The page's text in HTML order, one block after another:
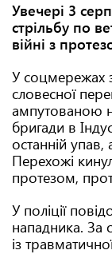
Увечері 3
стрільбу по
війні з
У соцмережах
словесної
ампутованою
бригади в
останній
Перехожі
протезом,
У поліції
нападника. За
із